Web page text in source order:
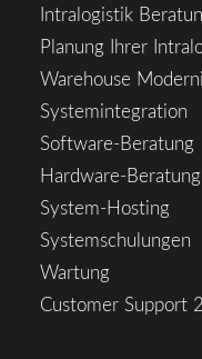
Intralogistik
Planung Ihrer
Warehouse
Systemintegration
Software-Beratung
Hardware-Beratung
System-Hosting
Systemschulungen
Wartung
Customer Support